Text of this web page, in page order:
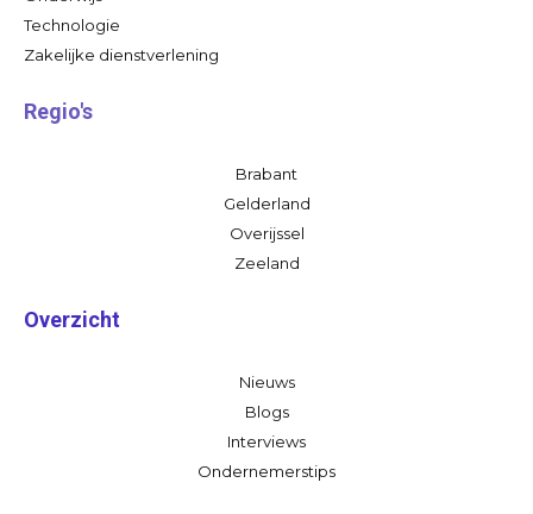
Technologie
Zakelijke dienstverlening
Regio's
Brabant
Gelderland
Overijssel
Zeeland
Overzicht
Nieuws
Blogs
Interviews
Ondernemerstips